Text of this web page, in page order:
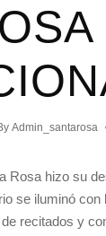
Admin_santarosa
hizo su
se iluminó
recitados y